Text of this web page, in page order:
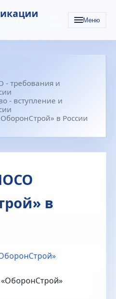
Меню
- требования и
- вступление и
в России
в